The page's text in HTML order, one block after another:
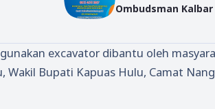
Ombudsman Kalbar
excavator dibantu oleh
Bupati Kapuas Hulu, Camat